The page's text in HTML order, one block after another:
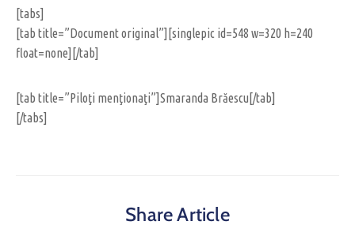
[tabs]
[tab title=”Document original”][singlepic id=548 w=320 h=240
float=none][/tab]
[tab title=”Piloţi menţionaţi”]Smaranda Brăescu[/tab]
[/tabs]
Share Article